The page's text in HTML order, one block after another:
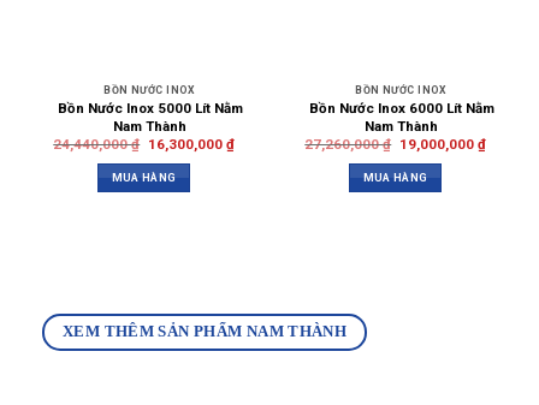
BỒN NƯỚC INOX
Bồn Nước Inox 5000 Lít Nằm
Nam Thành
24,440,000₫ 16,300,000 ₫
MUA HÀNG
BỒN NƯỚC INOX
Bồn Nước Inox 6000 Lít Nằm
Nam Thành
27,260,000₫ 19,000,000 ₫
MUA HÀNG
XEM THÊM SẢN PHẨM NAM THÀNH